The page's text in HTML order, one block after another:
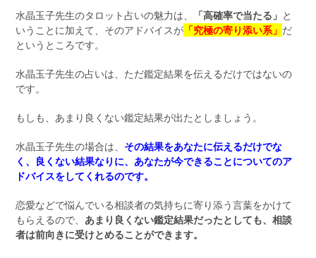
水晶玉子先生のタロット占いの魅力は、 「高確率で当たる」 と
いうことに加えて、そのアドバイスが 「究極の寄り添い系」 だ
というところです。
水晶玉子先生の占いは、ただ鑑定結果を伝えるだけではないの
です。
もしも、あまり良くない鑑定結果が出たとしましょう。
水晶玉子先生の場合は、 その結果をあなたに伝えるだけでな
く、良くない結果なりに、あなたが今できることについてのア
ドバイスをしてくれるのです。
恋愛などで悩んでいる相談者の気持ちに寄り添う言葉をかけて
もらえるので、 あまり良くない鑑定結果だったとしても、相談
者は前向きに受けとめることができます。